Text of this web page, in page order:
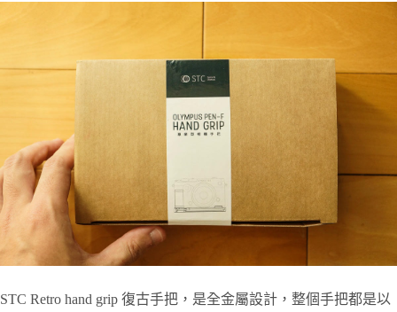
STC Retro hand grip 復古手把，是全金屬設計，整個手把都是以